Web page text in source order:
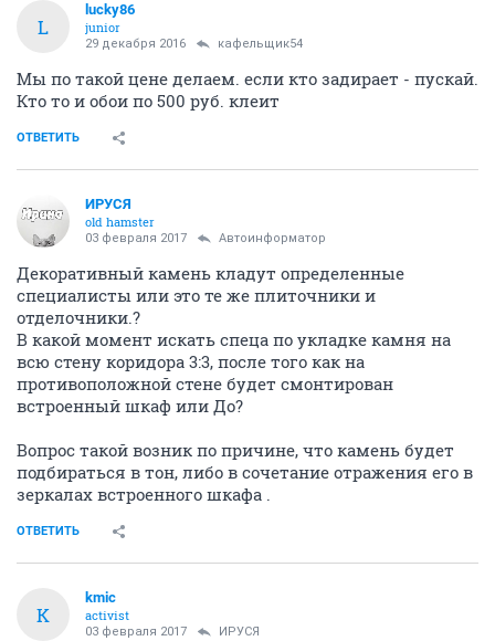
L
lucky86
junior
29 декабря 2016 кафельщик54
Мы по такой цене делаем. если кто задирает - пускай.
Кто то и обои по 500 руб. клеит
ОТВЕТИТЬ
ИРУСЯ
old hamster
03 февраля 2017 Автоинформатор
Декоративный камень кладут определенные
специалисты или это те же плиточники и
отделочники.?
В какой момент искать спеца по укладке камня на
всю стену коридора 3:3, после того как на
противоположной стене будет смонтирован
встроенный шкаф или До?
Вопрос такой возник по причине, что камень будет
подбираться в тон, либо в сочетание отражения его в
зеркалах встроенного шкафа .
ОТВЕТИТЬ
K
kmic
activist
03 февраля 2017 ИРУСЯ